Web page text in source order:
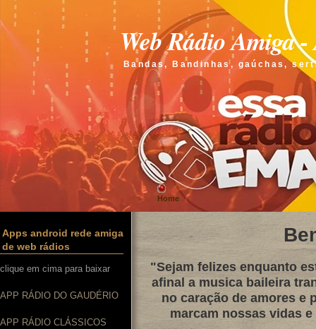
Web Rádio Amiga
Bandas, Bandinhas, gaúchas,
Home
Apps android rede amiga
de web rádios
clique em cima para baixar
APP RÁDIO DO GAUDÉRIO
APP RÁDIO CLÁSSICOS
"Sejam felizes enquanto
afinal a musica baileira
no caração de amores e
marcam nossas vidas